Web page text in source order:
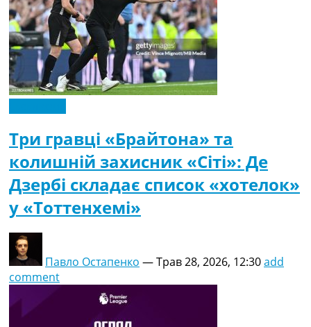
Три гравці «Брайтона» та
колишній захисник «Сіті»: Де
Дзербі складає список «хотелок»
у «Тоттенхемі»
Павло Остапенко —Трав 28, 2026, 12:30add
comment